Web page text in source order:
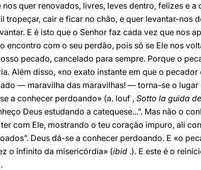
quer renovados, livres, leves dentro, felizes e
tropeçar, cair e ficar no chão, e quer levantar-nos
E é isto que o Senhor faz cada vez que nos
encontro com o seu perdão, pois só se Ele nos
pecado, cancelado para sempre. Porque o
Além disso, «no exato instante em que o
— maravilha das maravilhas! — torna-se o lugar
a conhecer perdoando» (a. louf , Sotto la guida
Deus estudando a catequese...”. Mas não o
com Ele, mostrando o teu coração impuro, ali
Deus dá-se a conhecer perdoando. E «o
o infinito da misericórdia» (ibid .). E este é o